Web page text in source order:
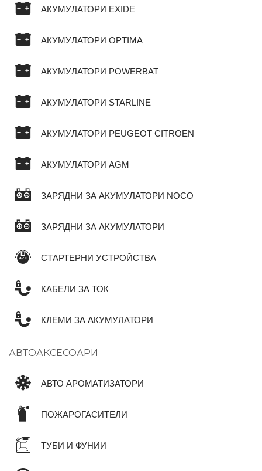
АКУМУЛАТОРИ EXIDE
АКУМУЛАТОРИ OPTIMA
АКУМУЛАТОРИ POWERBAT
АКУМУЛАТОРИ STARLINE
АКУМУЛАТОРИ PEUGEOT CITROEN
АКУМУЛАТОРИ AGM
ЗАРЯДНИ ЗА АКУМУЛАТОРИ NOCO
ЗАРЯДНИ ЗА АКУМУЛАТОРИ
СТАРТЕРНИ УСТРОЙСТВА
КАБЕЛИ ЗА ТОК
КЛЕМИ ЗА АКУМУЛАТОРИ
АВТОАКСЕСОАРИ
АВТО АРОМАТИЗАТОРИ
ПОЖАРОГАСИТЕЛИ
ТУБИ И ФУНИИ